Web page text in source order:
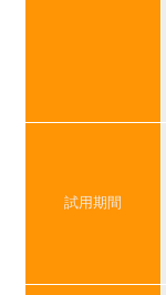
試用期間